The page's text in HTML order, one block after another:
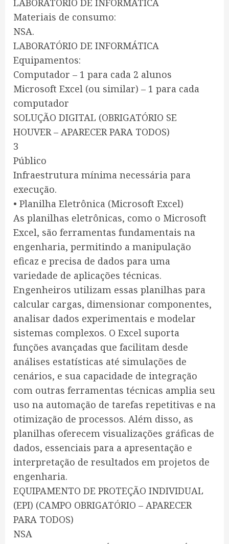
LABORATÓRIO DE INFORMÁTICA
Materiais de consumo:
NSA.
LABORATÓRIO DE INFORMÁTICA
Equipamentos:
Computador – 1 para cada 2 alunos
Microsoft Excel (ou similar) – 1 para cada
computador
SOLUÇÃO DIGITAL (OBRIGATÓRIO SE
HOUVER – APARECER PARA TODOS)
3
Público
Infraestrutura mínima necessária para
execução.
• Planilha Eletrônica (Microsoft Excel)
As planilhas eletrônicas, como o Microsoft
Excel, são ferramentas fundamentais na
engenharia, permitindo a manipulação
eficaz e precisa de dados para uma
variedade de aplicações técnicas.
Engenheiros utilizam essas planilhas para
calcular cargas, dimensionar componentes,
analisar dados experimentais e modelar
sistemas complexos. O Excel suporta
funções avançadas que facilitam desde
análises estatísticas até simulações de
cenários, e sua capacidade de integração
com outras ferramentas técnicas amplia seu
uso na automação de tarefas repetitivas e na
otimização de processos. Além disso, as
planilhas oferecem visualizações gráficas de
dados, essenciais para a apresentação e
interpretação de resultados em projetos de
engenharia.
EQUIPAMENTO DE PROTEÇÃO INDIVIDUAL
(EPI) (CAMPO OBRIGATÓRIO – APARECER
PARA TODOS)
NSA